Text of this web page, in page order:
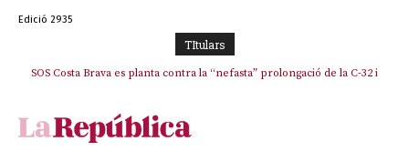
Edició 2935
TItulars
SOS Costa Brava es planta contra la “nefasta” prolongació de la C-32 i
La memòria viva de Josep Sunyol uneix l’esport i la cultura en un emotiu